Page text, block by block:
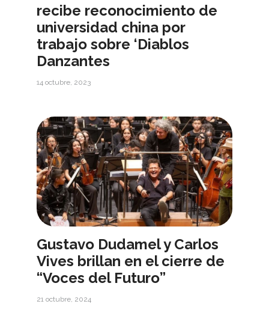
recibe reconocimiento de
universidad china por
trabajo sobre ‘Diablos
Danzantes
14 octubre, 2023
Gustavo Dudamel y Carlos
Vives brillan en el cierre de
“Voces del Futuro”
21 octubre, 2024